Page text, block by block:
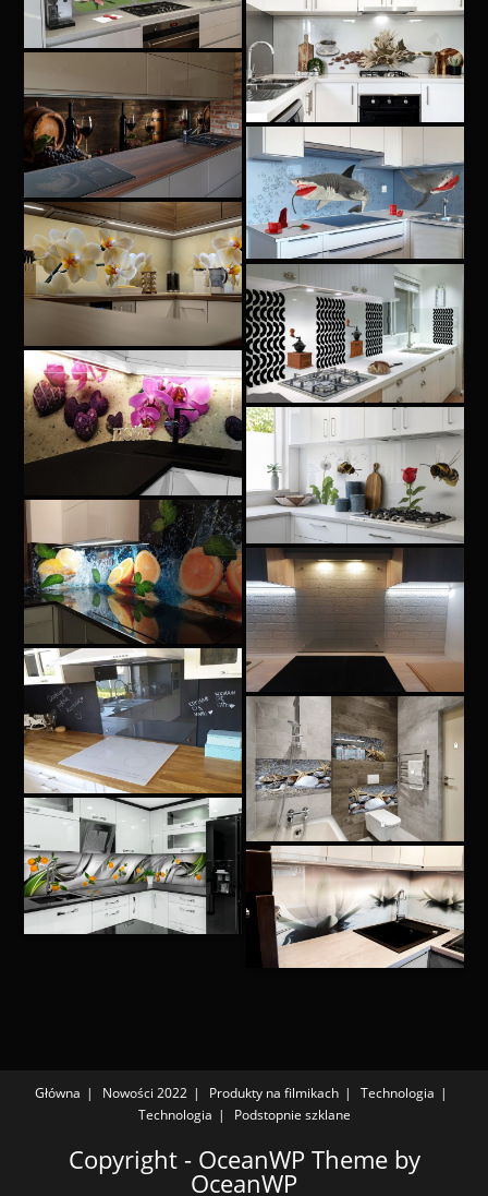
Główna Nowości 2022 Produkty na filmikach
Technologia
Technologia
Podstopnie szklane
Copyright - OceanWP Theme by
OceanWP